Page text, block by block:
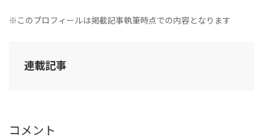
※このプロフィールは掲載記事執筆時点での内容となります
連載記事
コメント